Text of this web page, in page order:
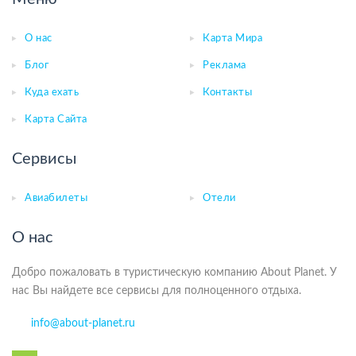
О нас Карта Мира
Блог Реклама
Куда ехать Контакты
Карта Сайта
Сервисы
Авиабилеты Отели
О нас
Добро пожаловать в туристическую компанию About Planet. У
нас Вы найдете все сервисы для полноценного отдыха.
info@about-planet.ru